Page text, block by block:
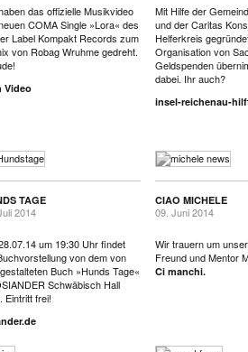
das offizielle Musikvideo
COMA Single »Lora« des
Label Kompakt Records zum
von Robag Wruhme gedreht.
Video
Mit Hilfe der
und der Caritas
Helferkreis
Organisation von
Geldspenden
dabei. Ihr auch?
insel-reichenau-
TAGE
2014
um 19:30 Uhr findet
von dem von
Buch »Hunds Tage«
Schwäbisch Hall
Eintritt frei!
CIAO MICHELE
09. Juni 2014
Wir trauern um
Freund und Mentor
Ci manchi.